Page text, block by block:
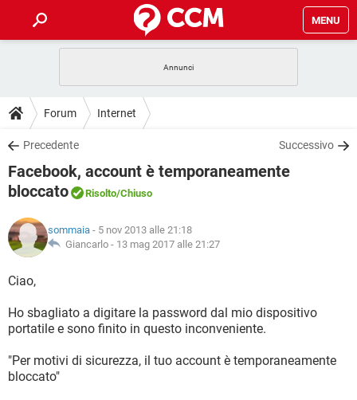
MENU
INTRATTENIMENTO
iOS
INSTAGRAM WHATSAPP
TIKTOK
HARDWARE
GUIDE
COVID-19
iOS
TIKTOK FACEBOOK
DOWNLOAD
COVID-19 GAMING
INTRATTENIMENTO
iOS WINDOWS 10
INSTAGRAM
TIKTOK
HARDWARE
FORUM
INTRATTENIMENTO ANDROID
TIKTOK FACEBOOK
GLOSSARIO
COVID-19
INTRATTENIMENTO
iOS WINDOWS 10
INSTAGRAM WHATSAPP
TIKTOK FACEBOOK
Forum Internet
Precedente Successivo
Facebook, account è temporaneamente
bloccato
Risolto/Chiuso
sommaia - 5 nov 2013 alle 21:18
Giancarlo - 13 mag 2017 alle 21:27
Ciao,
Ho sbagliato a digitare la password dal mio dispositivo
portatile e sono finito in questo inconveniente.
"Per motivi di sicurezza, il tuo account è temporaneamente
bloccato"